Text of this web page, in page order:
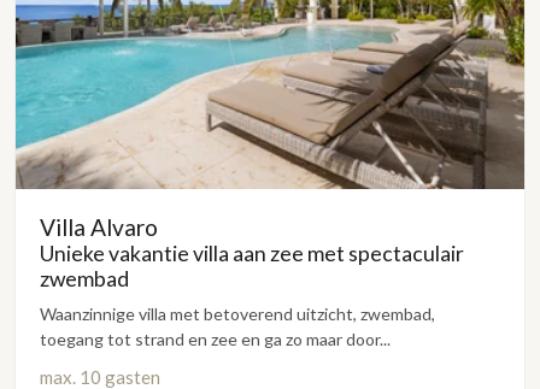
Villa Alvaro
Unieke vakantie villa aan zee met spectaculair
zwembad
Waanzinnige villa met betoverend uitzicht, zwembad,
toegang tot strand en zee en ga zo maar door...
max. 10 gasten